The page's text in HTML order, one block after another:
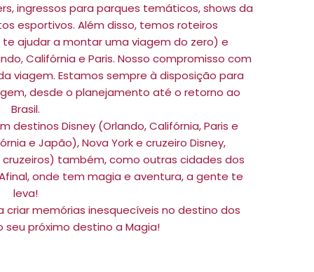
ingressos para parques temáticos, shows da
esportivos. Além disso, temos roteiros
ajudar a montar uma viagem do zero) e
Califórnia e Paris. Nosso compromisso com
viagem. Estamos sempre à disposição para
desde o planejamento até o retorno ao
Brasil.
destinos Disney (Orlando, Califórnia, Paris e
e Japão), Nova York e cruzeiro Disney,
também, como outras cidades dos
Afinal, onde tem magia e aventura, a gente te
leva!
memórias inesquecíveis no destino dos
seu próximo destino a Magia!